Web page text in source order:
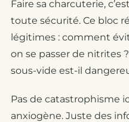
Faire sa charcuterie,
toute sécurité. Ce bloc
légitimes : comment
on se passer de nitrites
sous-vide est-il
Pas de catastrophisme
anxiogène. Juste des